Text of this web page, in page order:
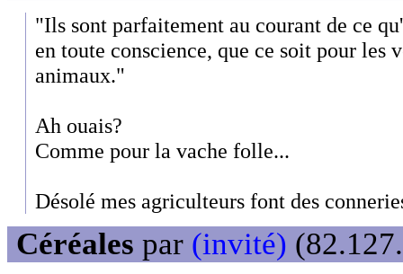
"Ils sont parfaitement au courant de ce
en toute conscience, que ce soit pour les
animaux."
Ah ouais?
Comme pour la vache folle...
Désolé mes agriculteurs font des
Céréales par (invité)